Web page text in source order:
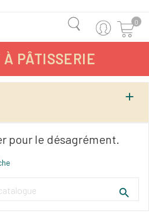
0
À PÂTISSERIE

pour le désagrément.
